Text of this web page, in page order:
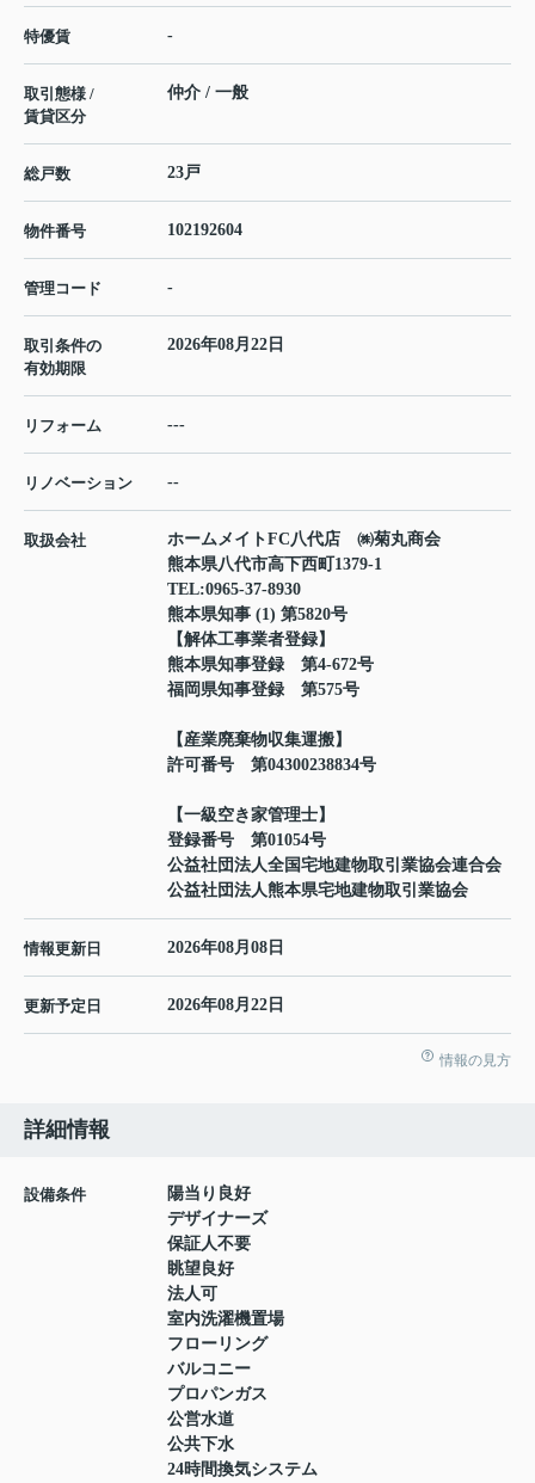
特優賃 -
取引態様 /
賃貸区分
仲介 / 一般
総戸数 23戸
物件番号 102192604
管理コード -
取引条件の
有効期限
2026年08月22日
リフォーム ---
リノベーション --
取扱会社
ホームメイトFC八代店 ㈱菊丸商会
熊本県八代市高下西町1379-1
TEL:0965-37-8930
熊本県知事 (1) 第5820号
【解体工事業者登録】
熊本県知事登録 第4-672号
福岡県知事登録 第575号
【産業廃棄物収集運搬】
許可番号 第04300238834号
【一級空き家管理士】
登録番号 第01054号
公益社団法人全国宅地建物取引業協会連合会
公益社団法人熊本県宅地建物取引業協会
情報更新日 2026年08月08日
更新予定日 2026年08月22日
情報の見方
詳細情報
設備条件
陽当り良好
デザイナーズ
保証人不要
眺望良好
法人可
室内洗濯機置場
フローリング
バルコニー
プロパンガス
公営水道
公共下水
24時間換気システム